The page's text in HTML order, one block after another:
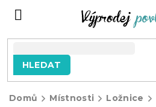
HLEDAT
Domů Místnosti Ložnice